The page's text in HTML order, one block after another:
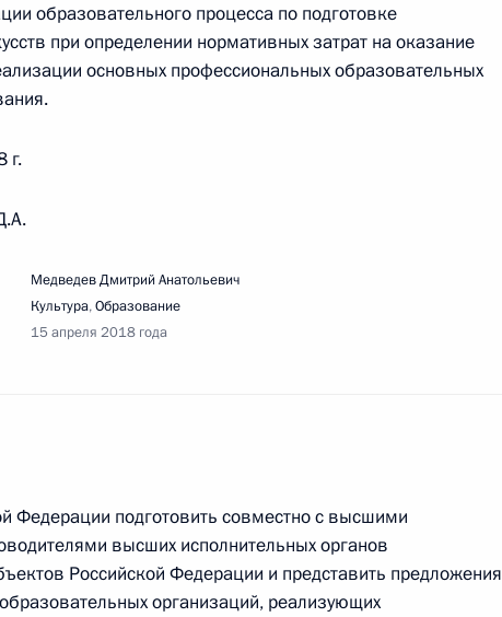
совместного заседания Совета по развитию
и наблюдательного совета оргкомитета
совещания по вопросу использования цифровых
совещания с членами Правительства
поручение
образовательного процесса по подготовке
при определении нормативных затрат на оказание
основных профессиональных образовательных
г.
Медведев Дмитрий Анатольевич
Культура,Образование
15 апреля 2018 года
Федерации подготовить совместно с высшими
высших исполнительных органов
Российской Федерации и представить предложения
организаций, реализующих